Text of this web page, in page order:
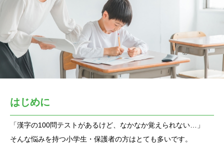
はじめに
「漢字の100問テストがあるけど、なかなか覚えられない…」
そんな悩みを持つ小学生・保護者の方はとても多いです。